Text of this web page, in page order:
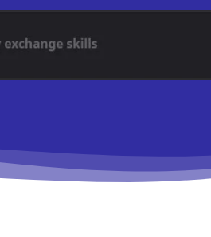
Don't miss
Sing up for our newsletter to